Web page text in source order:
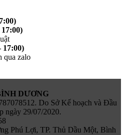
17:00)
qua zalo
DƯƠNG
Do Sở Kế hoạch và Đầu
ngày 29/07/2020.
Phú Lợi, TP. Thủ Dầu Một, Bình